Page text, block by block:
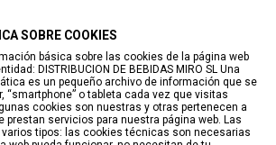
SOBRE COOKIES
básica sobre las cookies de la página web
DISTRIBUCION DE BEBIDAS MIRO SL Una
es un pequeño archivo de información que se
“smartphone” o tableta cada vez que visitas
cookies son nuestras y otras pertenecen a
prestan servicios para nuestra página web. Las
tipos: las cookies técnicas son necesarias